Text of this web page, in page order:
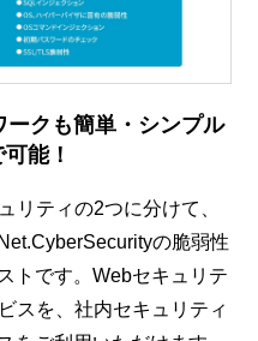
クも簡単・シンプル
能！
リティの2つに分けて、
の脆弱性
トです。Webセキュリテ
スを、社内セキュリティ